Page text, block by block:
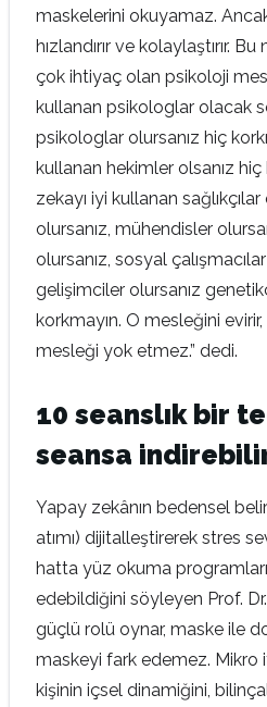
maskelerini okuyamaz.
hızlandırır ve kolaylaştırır.
çok ihtiyaç olan psikoloji
kullanan psikologlar olacak
psikologlar olursanız hiç
kullanan hekimler olsanız hiç
zekayı iyi kullanan
olursanız, mühendisler
olursanız, sosyal
gelişimciler olursanız
korkmayın. O mesleğini
mesleği yok etmez.” dedi.
10 seanslık bir
seansa
Yapay zekânın bedensel
atımı) dijitalleştirerek stres
hatta yüz okuma
edebildiğini söyleyen Prof.
güçlü rolü oynar, maske ile
maskeyi fark edemez. Mikro
kişinin içsel dinamiğini,